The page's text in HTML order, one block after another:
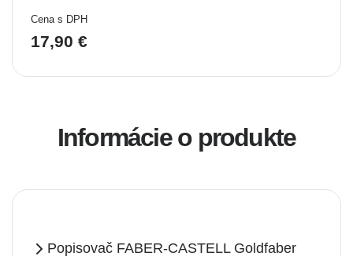
Cena s DPH
17,90 €
Informácie o produkte
Popisovač FABER-CASTELL Goldfaber